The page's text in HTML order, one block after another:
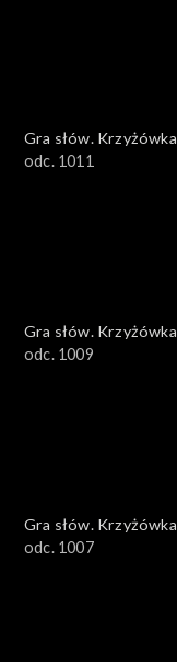
Gra słów. Krzyżówka
odc. 1011
Gra słów. Krzyżówka
odc. 1009
Gra słów. Krzyżówka
odc. 1007